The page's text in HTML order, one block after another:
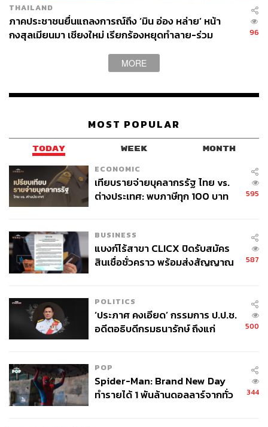
ABOUT THE AUTHOR
THE STANDARD TEAM
กองบรรณาธิการ THE STANDARD
THAILAND
ภาคประชาชนยื่นแถลงการณ์ถึง ‘มิน อ่อง หล่าย’ หน้า
กงสุลเมียนมา เชียงใหม่ เรียกร้องหยุดทำลาย-ร่วม
96
MORE
MOST POPULAR
TODAY WEEK MONTH
ECONOMIC
เทียบรายจ่ายบุคลากรรัฐ ไทย vs.
ต่างประเทศ: พบภาษีทุก 100 บาท
595
BUSINESS
แบงก์ไร้สาขา CLICX ปิดรับสมัคร
สินเชื่อชั่วคราว พร้อมส่งสัญญาณ
587
POLITICS
‘ประภาศ คงเอียด’ กรรมการ ป.ป.ช.
อดีตอธิบดีกรมธนารักษ์ ถึงแก่
500
POP
Spider-Man: Brand New Day
ทำรายได้ 1 พันล้านดอลลาร์จากทั่ว
344